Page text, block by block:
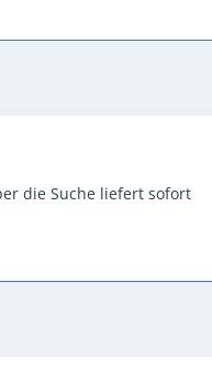
die Suche liefert sofort